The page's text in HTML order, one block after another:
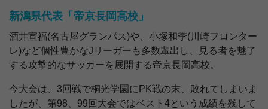
新潟県代表「帝京長岡高校」
酒井宣福(名古屋グランパス)や、小塚和季(川崎フロンター
レ)など個性豊かなJリーガーも多数輩出し、見る者を魅了
する攻撃的なサッカーを展開する帝京長岡高校。
今大会は、3回戦で桐光学園にPK戦の末、敗れてしまいま
したが、第98、99回大会ではベスト4という成績を残して